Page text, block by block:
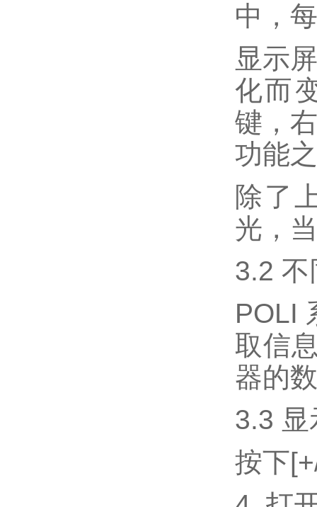
中，
显示
化而
键，
功能
除了
光，
3.2 不
POLI
取信
器的
3.3 显
按下